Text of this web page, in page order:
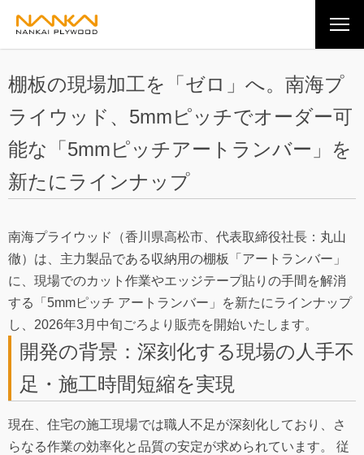
棚板の現場加工を「ゼロ」へ。 南海プ
ライウッド、5mmピッチでオーダー可
能な
「5mmピッチアートランバー」を
新たにラインナップ
南海プライウッド（香川県高松市、代表取締役社長：丸山
徹）は、主力製品である収納用の棚板「アートランバー」
に、現場でのカット作業やエッジテープ貼りの手間を解消
する「5mmピッチ アートランバー」を新たにラインナップ
し、2026年3月中旬ごろより販売を開始いたします。
開発の背景：深刻化する現場の人手不
足・施工時間短縮を実現
現在、住宅の施工現場では職人不足が深刻化しており、さ
らなる作業の効率化と品質の安定が求められています。 従